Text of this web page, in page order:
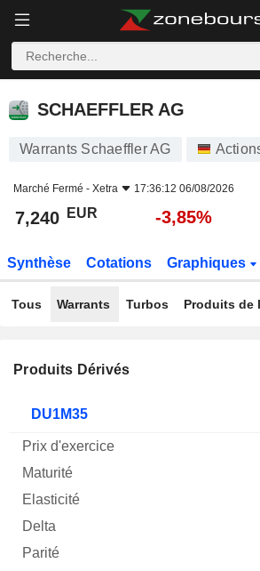
SCHAEFFLER AG
SCHAEFFLER AG
Warrants Schaeffler AG
Marché Fermé - Xetra 17:36:12 06/08/2026
7,240 EUR -3,85%
Synthèse Cotations Graphiques
Tous Warrants Turbos Produits de
Produits Dérivés
Mnemo Type
DU1M35